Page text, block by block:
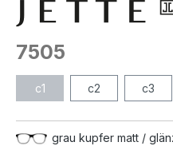
7505
c1 c2 c3
grau kupfer matt /